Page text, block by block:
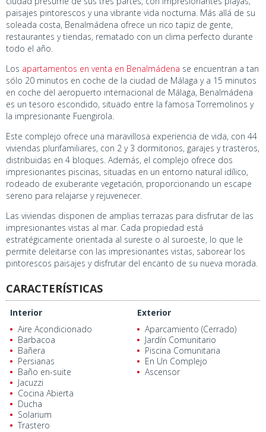
paisajes pintorescos y una vibrante vida nocturna. Más allá de su
soleada costa, Benalmádena ofrece un rico tapiz de gente,
restaurantes y tiendas, rematado con un clima perfecto durante
todo el año.
Los apartamentos en venta en Benalmádena se encuentran a tan
sólo 20 minutos en coche de la ciudad de Málaga y a 15 minutos
en coche del aeropuerto internacional de Málaga, Benalmádena
es un tesoro escondido, situado entre la famosa Torremolinos y
la impresionante Fuengirola.
Este complejo ofrece una maravillosa experiencia de vida, con 44
viviendas plurifamiliares, con 2 y 3 dormitorios, garajes y trasteros,
distribuidas en 4 bloques. Además, el complejo ofrece dos
impresionantes piscinas, situadas en un entorno natural idílico,
rodeado de exuberante vegetación, proporcionando un escape
sereno para relajarse y rejuvenecer.
Las viviendas disponen de amplias terrazas para disfrutar de las
impresionantes vistas al mar. Cada propiedad está
estratégicamente orientada al sureste o al suroeste, lo que le
permite deleitarse con las impresionantes vistas, saborear los
pintorescos paisajes y disfrutar del encanto de su nueva morada.
CARACTERÍSTICAS
Interior
Aire Acondicionado
Barbacoa
Bañera
Persianas
Baño en-suite
Jacuzzi
Cocina Abierta
Ducha
Solarium
Trastero
Exterior
Aparcamiento (Cerrado)
Jardín Comunitario
Piscina Comunitaria
En Un Complejo
Ascensor